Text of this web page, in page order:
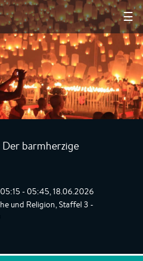
☰
Der barmherzige
05:15 - 05:45, 18.06.2026
und Religion, Staffel 3 -